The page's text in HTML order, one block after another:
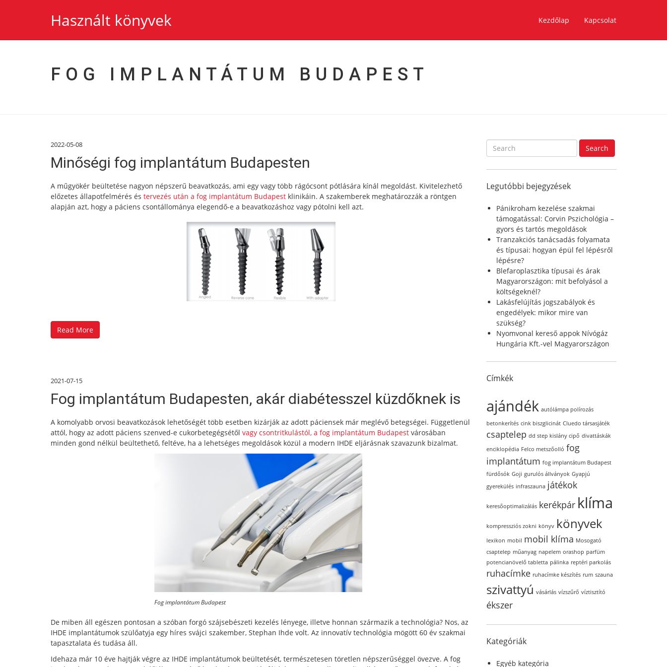
Használt könyvek Kezdőlap Kapcsolat
FOG IMPLANTÁTUM BUDAPEST
2022-05-08
Minőségi fog implantátum Budapesten
A műgyökér beültetése nagyon népszerű beavatkozás, ami egy vagy több rágócsont pótlására kínál megoldást. Kivitelezhető
előzetes állapotfelmérés és tervezés után a fog implantátum Budapest klinikáin. A szakemberek meghatározzák a röntgen
alapján azt, hogy a páciens csontállománya elegendő-e a beavatkozáshoz vagy pótolni kell azt.
Read More
2021-07-15
Fog implantátum Budapesten, akár diabétesszel küzdőknek is
A komolyabb orvosi beavatkozások lehetőségét több esetben kizárják az adott páciensek már meglévő betegségei. Függetlenül
attól, hogy az adott páciens szenved-e cukorbetegégsétől vagy csontritkulástól, a fog implantátum Budapest városában
minden gond nélkül beültethető, feltéve, ha a lehetséges megoldások közül a modern IHDE eljárásnak szavazunk bizalmat.
Fog implantátum Budapest
De miben áll egészen pontosan a szóban forgó szájsebészeti kezelés lényege, illetve honnan származik a technológia? Nos, az
IHDE implantátumok szülőatyja egy híres svájci szakember, Stephan Ihde volt. Az innovatív technológia mögött 60 év szakmai
tapasztalata és tudása áll.
Idehaza már 10 éve hajtják végre az IHDE implantátumok beültetését, természetesen töretlen népszerűséggel övezve. A fog
S
e
c
f
Search
Legutóbbi bejegyzések
Pánikroham kezelése szakmai
támogatással: Corvin Pszichológia –
gyors és tartós megoldások
Tranzakciós tanácsadás folyamata
és típusai: hogyan épül fel lépésről
lépésre?
Blefaroplasztika típusai és árak
Magyarországon: mit befolyásol a
költségeknél?
Lakásfelújítás jogszabályok és
engedélyek: mikor mire van
szükség?
Nyomvonal kereső appok Nívógáz
Hungária Kft.-vel Magyarországon
Címkék
ajándék autólámpa polírozás
betonkerítés cink biszglicinát Cluedo társasjáték
csaptelep dd step kislány cipő divattáskák
enciklopédia Felco metszőolló fog
implantátum fog implantátum Budapest
fürdősók Goji gurulós állványok Gyapjú
gyerekülés infraszauna játékok
keresőoptimalizálás kerékpár klíma
kompressziós zokni könyv könyvek
lexikon mobil mobil klíma Mosogató
csaptelep műanyag napelem orashop parfüm
potencianövelő tabletta pálinka reptéri parkolás
ruhacímke ruhacímke készítés rum szauna
szivattyú vásárlás vízszűrő víztisztító
ékszer
Kategóriák
Egyéb kategória